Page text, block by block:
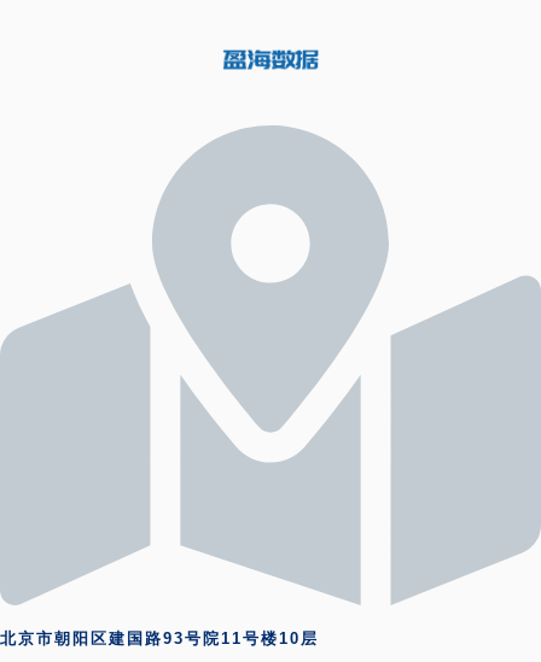
北京市朝阳区建国路93号院11号楼10层